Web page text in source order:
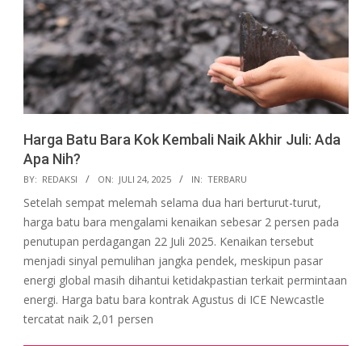
Harga Batu Bara Kok Kembali Naik Akhir Juli: Ada
Apa Nih?
2025-
07-
24
BY: REDAKSI ON: JULI 24, 2025 IN: TERBARU
Setelah sempat melemah selama dua hari berturut-turut,
harga batu bara mengalami kenaikan sebesar 2 persen pada
penutupan perdagangan 22 Juli 2025. Kenaikan tersebut
menjadi sinyal pemulihan jangka pendek, meskipun pasar
energi global masih dihantui ketidakpastian terkait permintaan
energi. Harga batu bara kontrak Agustus di ICE Newcastle
tercatat naik 2,01 persen